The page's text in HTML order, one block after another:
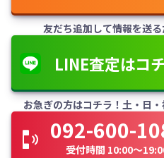
友だち追加して情報を送る
LINE査定はコチ
お急ぎの方はコチラ！土・日・
092-600-
受付時間 10:00～